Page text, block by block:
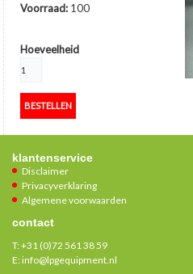
Voorraad: 100
Hoeveelheid
klantenservice
Disclaimer
Privacyverklaring
Algemene voorwaarden
contact
T:+31 (0)72 561 38 59
E:info@lpgequipment.nl